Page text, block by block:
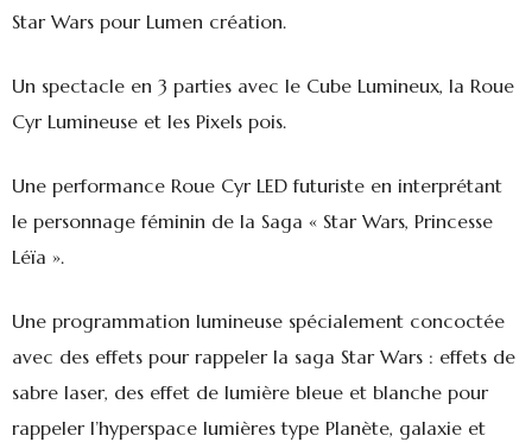
Star Wars pour Lumen création.
Un spectacle en 3 parties avec le Cube Lumineux, la Roue
Cyr Lumineuse et les Pixels pois.
Une performance Roue Cyr LED futuriste en interprétant
le personnage féminin de la Saga « Star Wars, Princesse
Léïa ».
Une programmation lumineuse spécialement concoctée
avec des effets pour rappeler la saga Star Wars : effets de
sabre laser, des effet de lumière bleue et blanche pour
rappeler l’hyperspace lumières type Planète, galaxie et